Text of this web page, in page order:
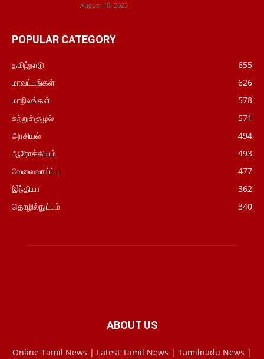
August 10, 2023
POPULAR CATEGORY
தமிழ்நாடு
655
மாவட்டங்கள்
626
மாநிலங்கள்
578
சுற்றுச்சூழல்
571
அரசியல்
494
ஆரோக்கியம்
493
வேலைவாய்ப்பு
477
இந்தியா
362
தொழில்நுட்பம்
340
ABOUT US
Online Tamil News | Latest Tamil News | Tamilnadu News |